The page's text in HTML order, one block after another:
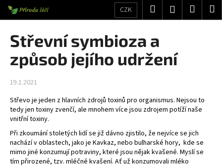
Přejít
obsah
CZK HledatPřihlášení
Střevní symbioza a
způsob jejího udržení
19.1.2021
Střevo je jeden z hlavních zdrojů toxinů pro organismus. Nejsou to
tedy jen toxiny zvenčí, ale mnohem více jsou zdrojem potíží naše
vnitřní toxiny.
Při zkoumání stoletých lidí se již dávno zjistilo, že nejvíce se jich
nachází v oblastech, jako je Kavkaz, nebo bulharské hory, kde se
mimo jiné konzumují potraviny, které jsou nějak kvašené. Myslí se
tím přirozené, tzv. mléčné kvašení. Ať už konzumovali mléko
o
C
o
p
t
ř
e
b
u